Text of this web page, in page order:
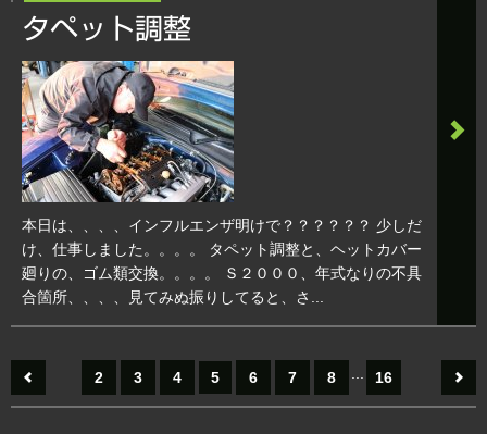
タペット調整
本日は、、、、インフルエンザ明けで？？？？？？ 少しだ
け、仕事しました。。。。 タペット調整と、ヘットカバー
廻りの、ゴム類交換。。。。 Ｓ２０００、年式なりの不具
合箇所、、、、見てみぬ振りしてると、さ...
2 3 4 5 6 7 8 16